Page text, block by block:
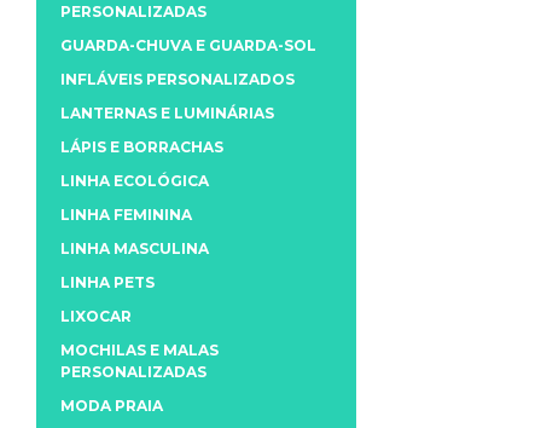
PERSONALIZADAS
GUARDA-CHUVA E GUARDA-SOL
INFLÁVEIS PERSONALIZADOS
LANTERNAS E LUMINÁRIAS
LÁPIS E BORRACHAS
LINHA ECOLÓGICA
LINHA FEMININA
LINHA MASCULINA
LINHA PETS
LIXOCAR
MOCHILAS E MALAS
PERSONALIZADAS
MODA PRAIA